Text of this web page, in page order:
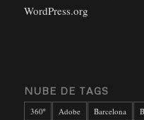
WordPress.org
NUBE DE TAGS
360º Adobe Barcelona